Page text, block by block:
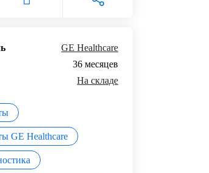
GE Healthcare
36 месяцев
На складе
GE Healthcare